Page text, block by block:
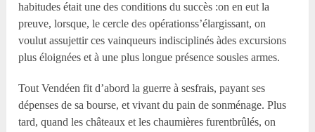
habitudes était une des conditions du succès :on en eut la
preuve, lorsque, le cercle des opérationss’élargissant, on
voulut assujettir ces vainqueurs indisciplinés àdes excursions
plus éloignées et à une plus longue présence sousles armes.
Tout Vendéen fit d’abord la guerre à sesfrais, payant ses
dépenses de sa bourse, et vivant du pain de sonménage. Plus
tard, quand les châteaux et les chaumières furentbrûlés, on